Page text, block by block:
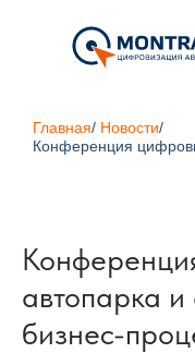
Главная/ Новости/
Конференция
автопарка
бизнес-